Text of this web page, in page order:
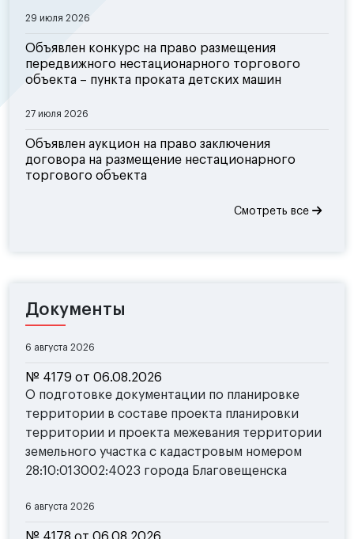
29 июля 2026
Объявлен конкурс на право размещения
передвижного нестационарного торгового
объекта – пункта проката детских машин
27 июля 2026
Объявлен аукцион на право заключения
договора на размещение нестационарного
торгового объекта
Смотреть все
Документы
6 августа 2026
№ 4179 от 06.08.2026
О подготовке документации по планировке
территории в составе проекта планировки
территории и проекта межевания территории
земельного участка с кадастровым номером
28:10:013002:4023 города Благовещенска
6 августа 2026
№ 4178 от 06.08.2026